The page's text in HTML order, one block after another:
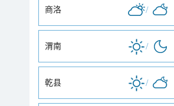
商洛 /
渭南 /
乾县 /